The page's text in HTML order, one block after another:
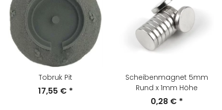
Tobruk Pit
17,55 € *
Scheibenmagnet 5mm
Rund x 1mm Höhe
0,28 € *